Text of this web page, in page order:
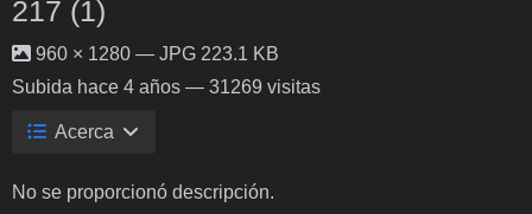
217 (1)
960 × 1280 — JPG 223.1 KB
Subida hace 4 años — 31269 visitas
Acerca
No se proporcionó descripción.